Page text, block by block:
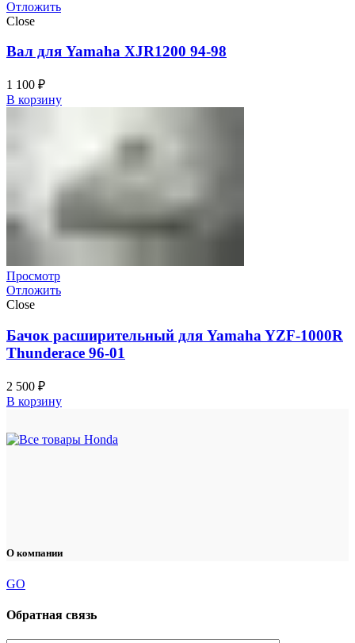
Отложить
Close
Вал для Yamaha XJR1200 94-98
1 100 ₽
В корзину
Просмотр
Отложить
Close
Бачок расширительный для Yamaha YZF-1000R
Thunderace 96-01
2 500 ₽
В корзину
О компании
GO
Обратная связь